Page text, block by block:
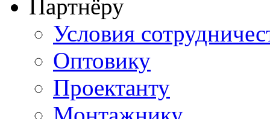
Партнёру
Условия
Оптовику
Проектанту